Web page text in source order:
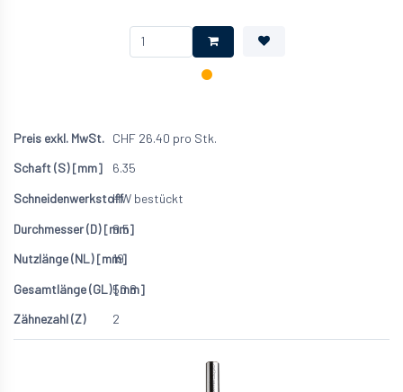
CHF 26.40 pro Stk.
6.35
HW bestückt
9.5
19
50.8
2